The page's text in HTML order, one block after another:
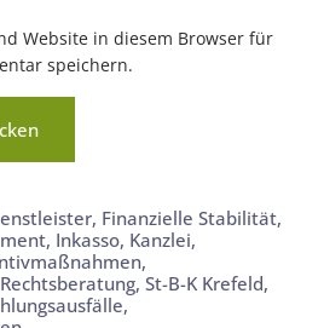
Website in diesem Browser für
speichern.
, Finanzielle Stabilität,
, Inkasso, Kanzlei,
,
Rechtsberatung, St-B-K Krefeld,
,